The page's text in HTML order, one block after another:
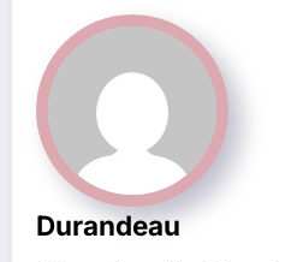
Durandeau